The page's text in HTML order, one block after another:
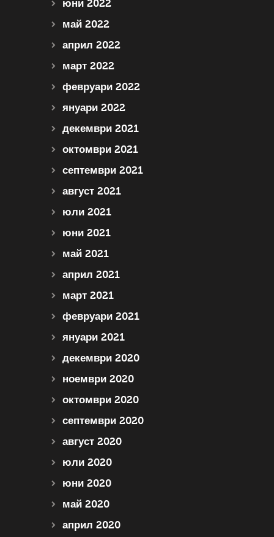
юни 2022
май 2022
април 2022
март 2022
февруари 2022
януари 2022
декември 2021
октомври 2021
септември 2021
август 2021
юли 2021
юни 2021
май 2021
април 2021
март 2021
февруари 2021
януари 2021
декември 2020
ноември 2020
октомври 2020
септември 2020
август 2020
юли 2020
юни 2020
май 2020
април 2020